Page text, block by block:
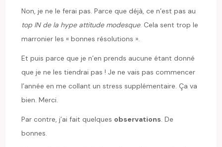
Non, je ne le ferai pas. Parce que déjà, ce n’est pas au
top IN de la hype attitude modesque. Cela sent trop le
marronier les « bonnes résolutions ».
Et puis parce que je n’en prends aucune étant donné
que je ne les tiendrai pas ! Je ne vais pas commencer
l’année en me collant un stress supplémentaire. Ça va
bien. Merci.
Par contre, j’ai fait quelques observations. De
bonnes.